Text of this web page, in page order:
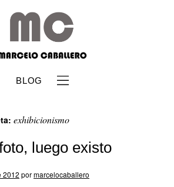
BLOG
exhibicionismo
luego existo
2012 pormarcelocaballero